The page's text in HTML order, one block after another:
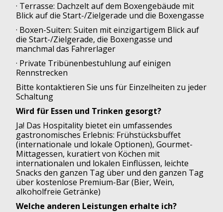
· Terrasse: Dachzelt auf dem Boxengebäude mit
Blick auf die Start-/Zielgerade und die Boxengasse
· Boxen-Suiten: Suiten mit einzigartigem Blick auf
die Start-/Zielgerade, die Boxengasse und
manchmal das Fahrerlager
· Private Tribünenbestuhlung auf einigen
Rennstrecken
Bitte kontaktieren Sie uns für Einzelheiten zu jeder
Schaltung
Wird für Essen und Trinken gesorgt?
Ja! Das Hospitality bietet ein umfassendes
gastronomisches Erlebnis: Frühstücksbuffet
(internationale und lokale Optionen), Gourmet-
Mittagessen, kuratiert von Köchen mit
internationalen und lokalen Einflüssen, leichte
Snacks den ganzen Tag über und den ganzen Tag
über kostenlose Premium-Bar (Bier, Wein,
alkoholfreie Getränke)
Welche anderen Leistungen erhalte ich?